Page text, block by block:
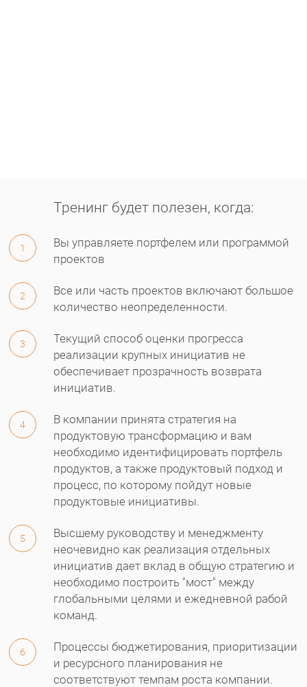
Тренинг будет полезен, когда:
1
Вы управляете портфелем или программой
проектов
2
Все или часть проектов включают большое
количество неопределенности.
3
Текущий способ оценки прогресса
реализации крупных инициатив не
обеспечивает прозрачность возврата
инициатив.
4
В компании принята стратегия на
продуктовую трансформацию и вам
необходимо идентифицировать портфель
продуктов, а также продуктовый подход и
процесс, по которому пойдут новые
продуктовые инициативы.
5
Высшему руководству и менеджменту
неочевидно как реализация отдельных
инициатив дает вклад в общую стратегию и
необходимо построить "мост" между
глобальными целями и ежедневной рабой
команд.
6
Процессы бюджетирования, приоритизации
и ресурсного планирования не
соответствуют темпам роста компании.